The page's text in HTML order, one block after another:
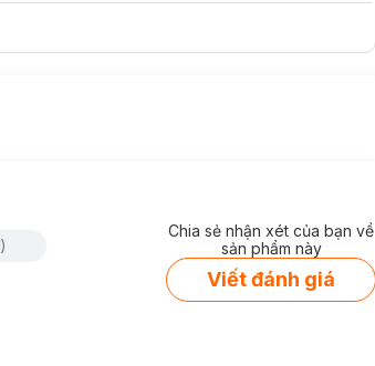
)
Chia sẻ nhận xét của bạn về
sản phẩm này
Viết đánh giá